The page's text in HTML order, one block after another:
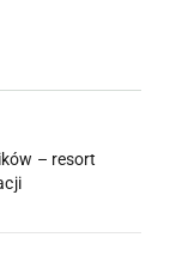
– resort